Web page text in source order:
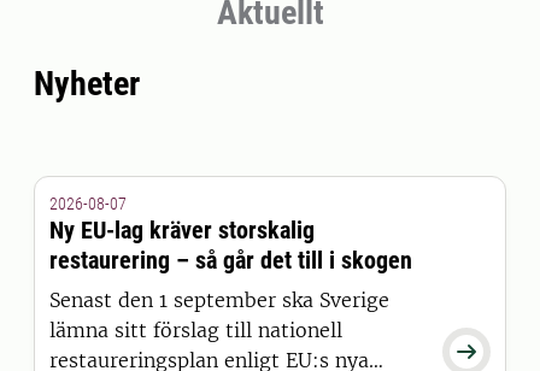
Aktuellt
Nyheter

2026-08-07
Ny EU-lag kräver storskalig
restaurering – så går det till i skogen
Senast den 1 september ska Sverige
lämna sitt förslag till nationell
restaureringsplan enligt EU:s nya